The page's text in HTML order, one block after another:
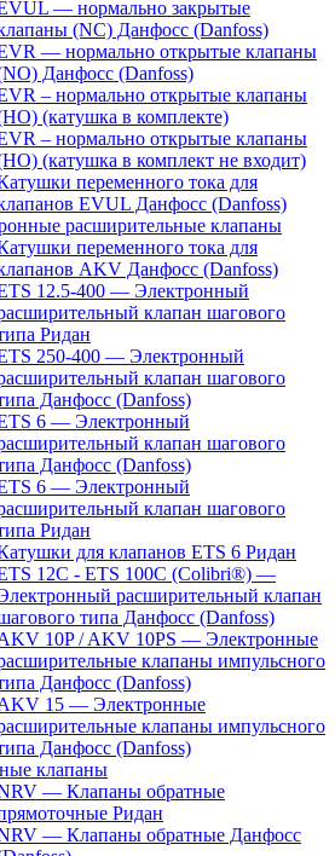
— нормально закрытые
(NC) Данфосс (Danfoss)
— нормально открытые клапаны
Данфосс (Danfoss)
– нормально открытые клапаны
(катушка в комплекте)
– нормально открытые клапаны
(катушка в комплект не входит)
переменного тока для
EVUL Данфосс (Danfoss)
расширительные клапаны
переменного тока для
AKV Данфосс (Danfoss)
12.5-400 — Электронный
клапан шагового
Ридан
250-400 — Электронный
клапан шагового
Данфосс (Danfoss)
6 — Электронный
клапан шагового
Данфосс (Danfoss)
6 — Электронный
клапан шагового
Ридан
для клапанов ETS 6 Ридан
12C - ETS 100C (Colibri®) —
расширительный клапан
типа Данфосс (Danfoss)
10P / AKV 10PS — Электронные
клапаны импульсного
Данфосс (Danfoss)
15 — Электронные
клапаны импульсного
Данфосс (Danfoss)
клапаны
— Клапаны обратные
Ридан
— Клапаны обратные Данфосс